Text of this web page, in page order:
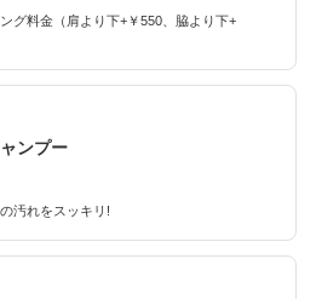
料金（肩より下+￥550、脇より下+
ンプー
汚れをスッキリ!